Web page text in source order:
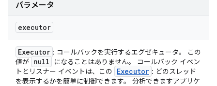
パラメータ
executor
Executor : コールバックを実行するエグゼキュータ。 この
値が null
になることはありません。 コールバック イベン
トとリスナー イベントは、この
Executor : どのスレッド
を表示するかを簡単に制御できます。 分析できますアプリケ